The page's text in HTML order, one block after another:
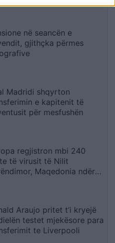
në seancën e
gjithçka përmes
Madridi shqyrton
e kapitenit të
për mesfushën
regjistron mbi 240
të virusit të Nilit
Maqedonia ndër
Araujo pritet t’i kryejë
testet mjekësore para
te Liverpooli